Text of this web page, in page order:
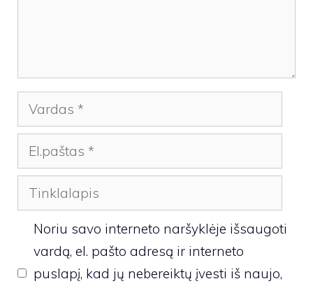
Vardas
El.paštas
Tinklalapis
Noriu savo interneto naršyklėje išsaugoti
vardą, el. pašto adresą ir interneto
puslapį, kad jų nebereiktų įvesti iš naujo,